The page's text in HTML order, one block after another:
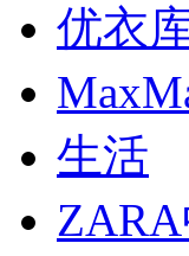
优衣
生活